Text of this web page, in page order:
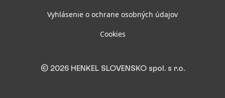
Vyhlásenie o ochrane osobných údajov
Cookies
© 2026 HENKEL SLOVENSKO spol. s r.o.